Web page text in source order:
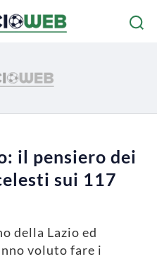
il pensiero dei
sui 117
della Lazio ed
voluto fare i